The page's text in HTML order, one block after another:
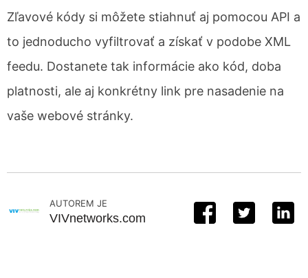
Zľavové kódy si môžete stiahnuť aj pomocou API a
to jednoducho vyfiltrovať a získať v podobe XML
feedu. Dostanete tak informácie ako kód, doba
platnosti, ale aj konkrétny link pre nasadenie na
vaše webové stránky.
AUTOREM JE
VIVnetworks.com